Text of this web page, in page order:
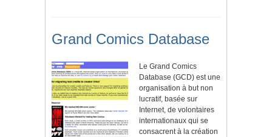
Grand Comics Database
Le Grand Comics
Database (GCD) est une
organisation à but non
lucratif, basée sur
Internet, de volontaires
internationaux qui se
consacrent à la création